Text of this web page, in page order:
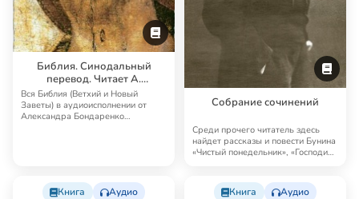
Библия. Синодальный
перевод. Читает А.
Бондаренко и И.
Прудовский
Вся Библия (Ветхий и Новый
Заветы) в аудиоисполнении от
Александра Бондаренко
Собрание сочинений
Среди прочего читатель здесь
найдет рассказы и повести Бунина
«Чистый понедельник», «Господин
Книга Аудио Книга Аудио